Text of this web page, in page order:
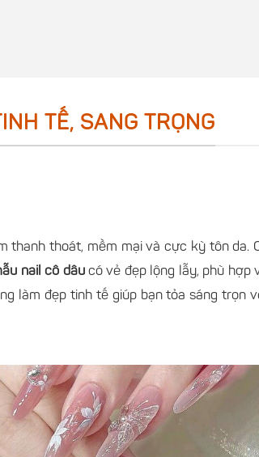
TẾ, SANG TRỌNG
thanh thoát, mềm mại và cực kỳ tôn da.
nail cô dâucó vẻ đẹp lộng lẫy, phù hợp
làm đẹp tinh tế giúp bạn tỏa sáng trọn